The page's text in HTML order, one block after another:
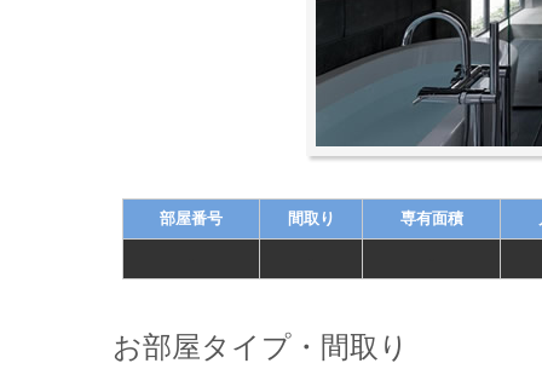
部屋番号 間取り 専有面積
お部屋タイプ・間取り